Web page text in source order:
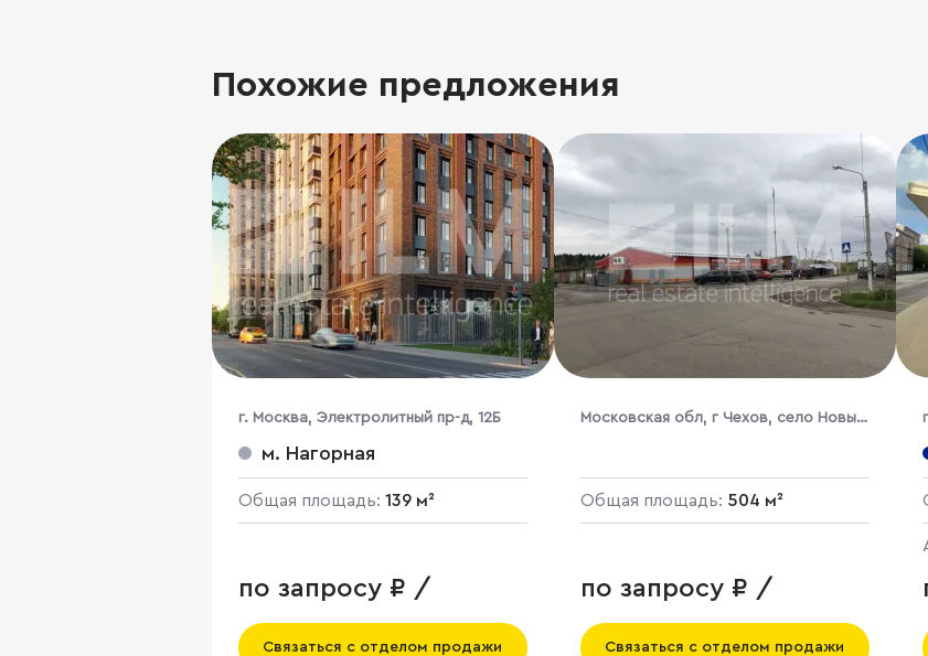
Похожие предложения
г. Москва, Электролитный пр-д, 12Б
м. Нагорная
Общая площадь: 139 м²
по запросу ₽ /
Связаться с отделом продажи
Московская обл, г Чехов, село Новый
Общая площадь: 504 м²
по запросу ₽ /
Связаться с отделом продажи